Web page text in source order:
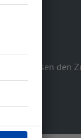
Wir lassen den